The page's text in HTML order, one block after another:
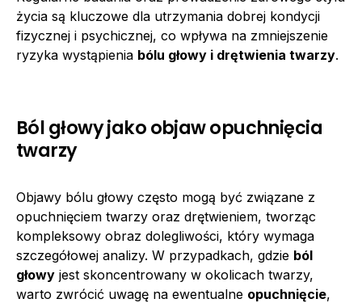
życia są kluczowe dla utrzymania dobrej kondycji
fizycznej i psychicznej, co wpływa na zmniejszenie
ryzyka wystąpienia bólu głowy i drętwienia twarzy.
Ból głowy jako objaw opuchnięcia
twarzy
Objawy bólu głowy często mogą być związane z
opuchnięciem twarzy oraz drętwieniem, tworząc
kompleksowy obraz dolegliwości, który wymaga
szczegółowej analizy. W przypadkach, gdzie ból
głowy jest skoncentrowany w okolicach twarzy,
warto zwrócić uwagę na ewentualne opuchnięcie,